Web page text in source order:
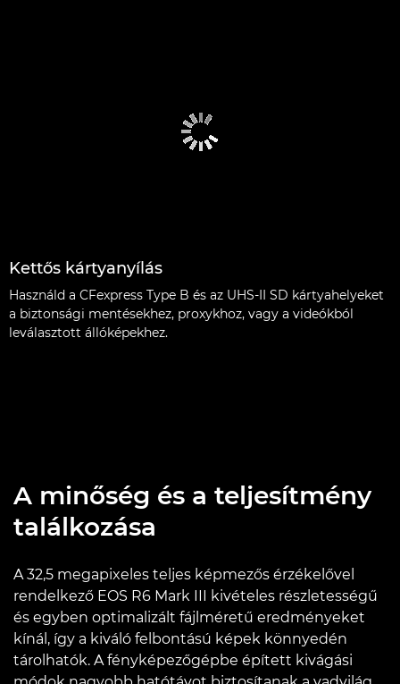
Kettős kártyanyílás
Használd a CFexpress Type B és az UHS-II SD kártyahelyeket
a biztonsági mentésekhez, proxykhoz, vagy a videókból
leválasztott állóképekhez.
A minőség és a teljesítmény
találkozása
A 32,5 megapixeles teljes képmezős érzékelővel
rendelkező EOS R6 Mark III kivételes részletességű
és egyben optimalizált fájlméretű eredményeket
kínál, így a kiváló felbontású képek könnyedén
tárolhatók. A fényképezőgépbe épített kivágási